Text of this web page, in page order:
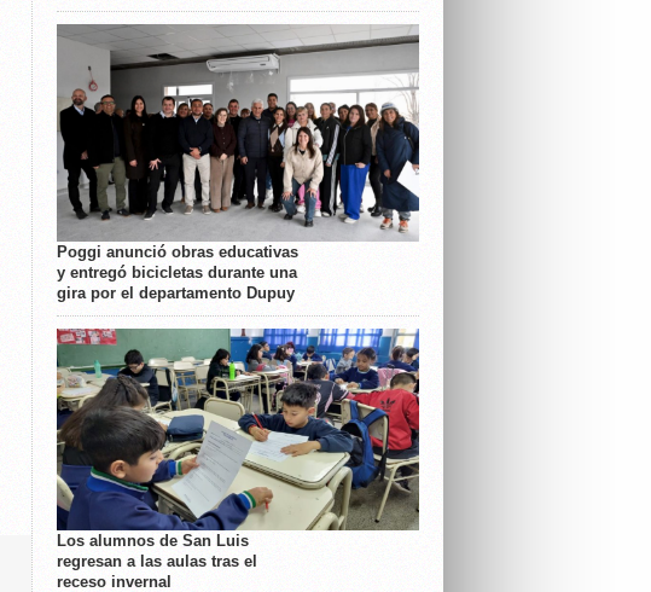
Poggi anunció obras educativas
y entregó bicicletas durante una
gira por el departamento Dupuy
Los alumnos de San Luis
regresan a las aulas tras el
receso invernal